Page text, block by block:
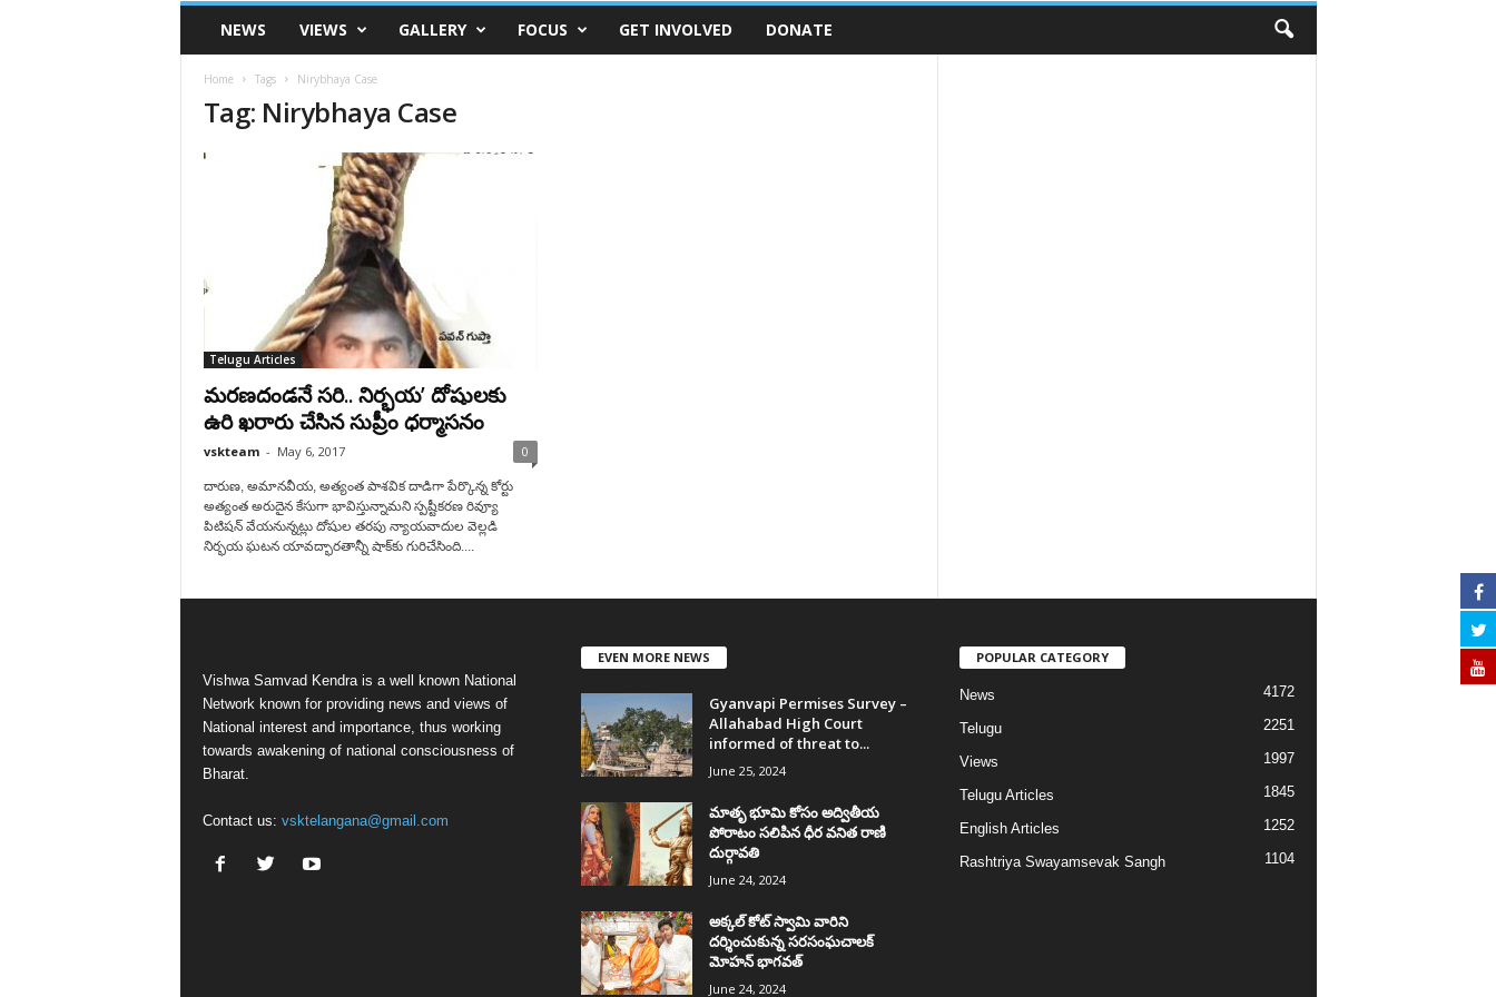
VSK
TelanganaNEWS VIEWS GALLERY FOCUS GET INVOLVED DONATE
Home Tags Nirybhaya Case
Tag: Nirybhaya Case
Telugu Articles
మరణదండనే సరి.. నిర్భయ’ దోషులకు
ఉరి ఖరారు చేసిన సుప్రీం ధర్మాసనం
vskteam - May 6, 2017 0
దారుణ, అమానవీయ, అత్యంత పాశవిక దాడిగా పేర్కొన్న కోర్టు
అత్యంత అరుదైన కేసుగా భావిస్తున్నామని స్పష్టీకరణ రివ్యూ
పిటిషన్‌ వేయనున్నట్లు దోషుల తరపు న్యాయవాదుల వెల్లడి
నిర్భయ ఘటన యావద్భారతాన్నీ షాక్‌కు గురిచేసింది....
Vishwa Samvad Kendra is a well known National
Network known for providing news and views of
National interest and importance, thus working
towards awakening of national consciousness of
Bharat.
Contact us: vsktelangana@gmail.com
EVEN MORE NEWS
Gyanvapi Permises Survey –
Allahabad High Court
informed of threat to...
June 25, 2024
మాతృ భూమి కోసం అద్వితీయ
పోరాటం సలిపిన ధీర వనిత రాణి
దుర్గావతి
June 24, 2024
అక్కల్‌ కోట్‌ స్వామి వారిని
దర్శించుకున్న సరసంఘచాలక్
మోహన్ భాగవత్
June 24, 2024
POPULAR CATEGORY
News 4172
Telugu 2251
Views 1997
Telugu Articles 1845
English Articles 1252
Rashtriya Swayamsevak Sangh 1104